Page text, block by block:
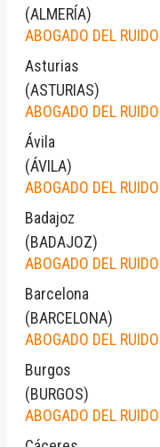
(ALMERÍA)
ABOGADO DEL
Asturias
(ASTURIAS)
ABOGADO DEL
Ávila
(ÁVILA)
ABOGADO DEL
Badajoz
(BADAJOZ)
ABOGADO DEL
Barcelona
(BARCELONA)
ABOGADO DEL
Burgos
(BURGOS)
ABOGADO DEL